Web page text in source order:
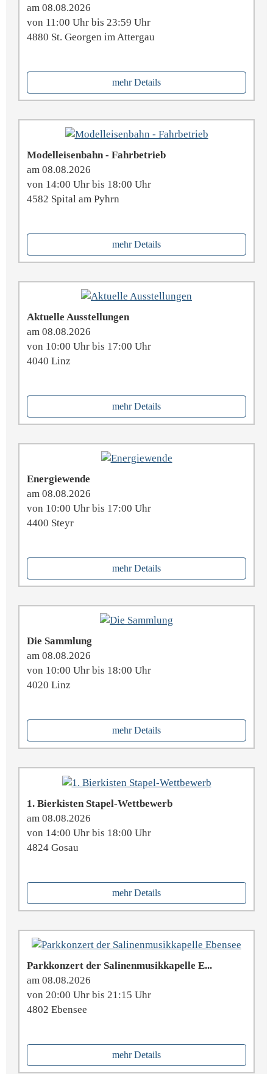
am 08.08.2026
von 11:00 Uhr bis 23:59 Uhr
4880 St. Georgen im Attergau
mehr Details
Modelleisenbahn - Fahrbetrieb
am 08.08.2026
von 14:00 Uhr bis 18:00 Uhr
4582 Spital am Pyhrn
mehr Details
Aktuelle Ausstellungen
am 08.08.2026
von 10:00 Uhr bis 17:00 Uhr
4040 Linz
mehr Details
Energiewende
am 08.08.2026
von 10:00 Uhr bis 17:00 Uhr
4400 Steyr
mehr Details
Die Sammlung
am 08.08.2026
von 10:00 Uhr bis 18:00 Uhr
4020 Linz
mehr Details
1. Bierkisten Stapel-Wettbewerb
am 08.08.2026
von 14:00 Uhr bis 18:00 Uhr
4824 Gosau
mehr Details
Parkkonzert der Salinenmusikkapelle E...
am 08.08.2026
von 20:00 Uhr bis 21:15 Uhr
4802 Ebensee
mehr Details